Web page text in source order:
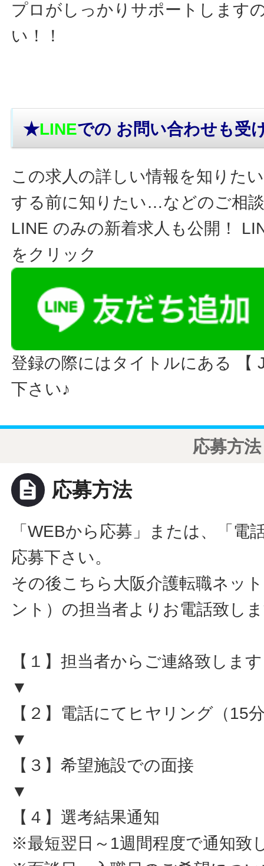
プロがしっかりサポートします
い！！
★LINEでの お問い合わせも受
この求人の詳しい情報を知りた
する前に知りたい…などのご相
LINE のみの新着求人も公開！
をクリック
登録の際にはタイトルにある 【
下さい♪
応募方法
description 応募方法
「WEBから応募」または、「電
応募下さい。
その後こちら大阪介護転職ネッ
ント）の担当者よりお電話致し
【１】担当者からご連絡致します
▼
【２】電話にてヒヤリング（15
▼
【３】希望施設での面接
▼
【４】選考結果通知
※最短翌日～1週間程度で通知致